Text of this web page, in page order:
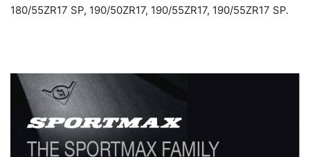
180/55ZR17 SP, 190/50ZR17, 190/55ZR17, 190/55ZR17 SP.